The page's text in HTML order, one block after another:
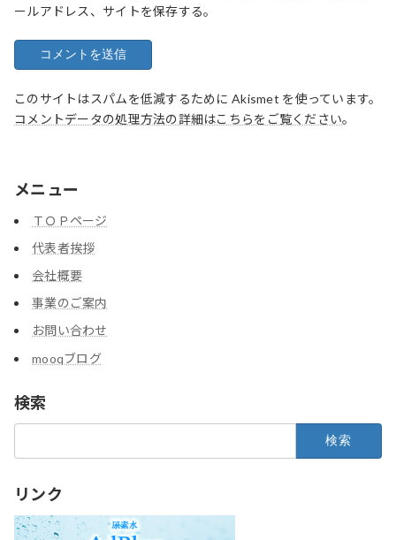
ールアドレス、サイトを保存する。
このサイトはスパムを低減するために Akismet を使っています。
コメントデータの処理方法の詳細はこちらをご覧ください。
メニュー
ＴＯＰページ
代表者挨拶
会社概要
事業のご案内
お問い合わせ
mooqブログ
検索
リンク